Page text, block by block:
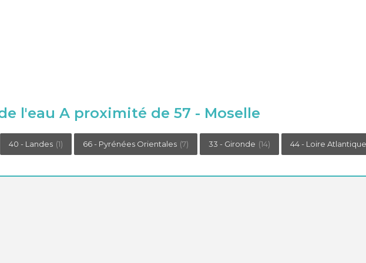
l'eau A proximité de 57 - Moselle
40 - Landes (1) 66 - Pyrénées Orientales (7) 33 - Gironde (14) 44 - Loire Atlantique